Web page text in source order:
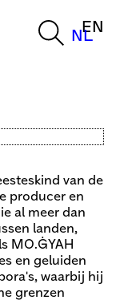
NL
EN
van de
producer en
al meer dan
landen,
MO.ĠYAH
en geluiden
waarbij hij
grenzen